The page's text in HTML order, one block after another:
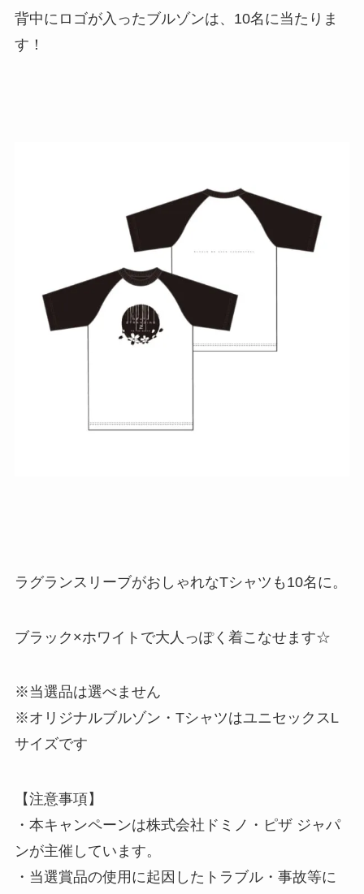
背中にロゴが入ったブルゾンは、10名に当たりま
す！
ラグランスリーブがおしゃれなTシャツも10名に。
ブラック×ホワイトで大人っぽく着こなせます☆
※当選品は選べません
※オリジナルブルゾン・TシャツはユニセックスL
サイズです
【注意事項】
・本キャンペーンは株式会社ドミノ・ピザ ジャパ
ンが主催しています。
・当選賞品の使用に起因したトラブル・事故等に